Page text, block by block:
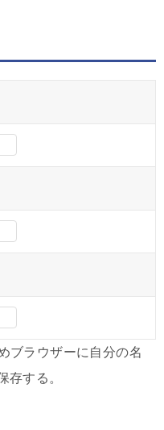
ブラウザーに自分の名
存する。